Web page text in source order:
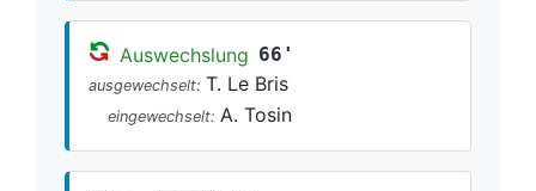
Auswechslung 66'
ausgewechselt: T. Le Bris
eingewechselt: A. Tosin